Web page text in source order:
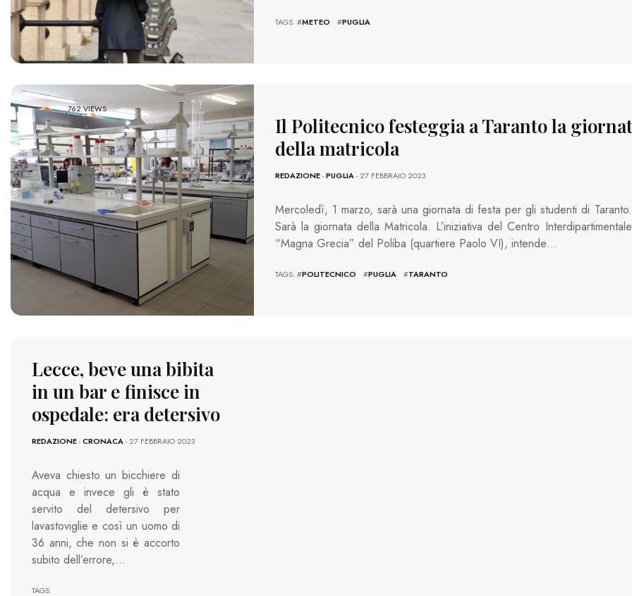
TAGS: #METEO #PUGLIA
762 VIEWS
Il Politecnico festeggia a Taranto la
della matricola
REDAZIONE-PUGLIA- 27 FEBBRAIO 2023
Mercoledì, 1 marzo, sarà una giornata di festa per gli studenti di Taranto.
Sarà la giornata della Matricola. L’iniziativa del Centro Interdipartimentale
“Magna Grecia” del Poliba (quartiere Paolo VI), intende…
TAGS: #POLITECNICO #PUGLIA #TARANTO
Lecce, beve una bibita
in un bar e finisce in
ospedale: era detersivo
REDAZIONE-CRONACA- 27 FEBBRAIO 2023
Aveva chiesto un bicchiere di
acqua e invece gli è stato
servito del detersivo per
lavastoviglie e così un uomo di
36 anni, che non si è accorto
subito dell’errore,…
TAGS: